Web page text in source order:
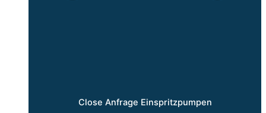
Close Anfrage Einspritzpumpen